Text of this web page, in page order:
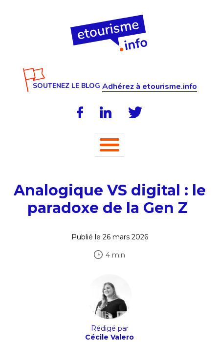
SOUTENEZ LE BLOG Adhérez à etourisme.info
Analogique VS digital : le
paradoxe de la Gen Z
Publié le 26 mars 2026
4 min
Rédigé par
Cécile Valero